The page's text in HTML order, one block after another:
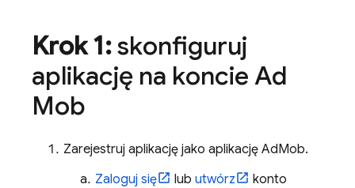
Krok 1:skonfiguruj
aplikację na koncie Ad
Mob
Zarejestruj aplikację jako aplikację AdMob.
Zaloguj się
lub utwórz
konto